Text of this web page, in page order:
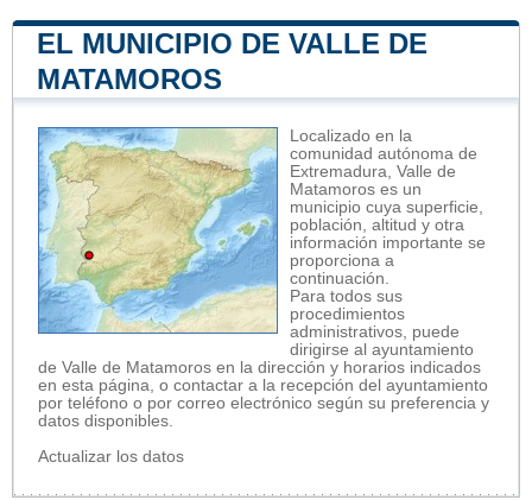
EL MUNICIPIO DE VALLE DE
MATAMOROS
Localizado en la
comunidad autónoma de
Extremadura, Valle de
Matamoros es un
municipio cuya superficie,
población, altitud y otra
información importante se
proporciona a
continuación.
Para todos sus
procedimientos
administrativos, puede
dirigirse al ayuntamiento
de Valle de Matamoros en la dirección y horarios indicados
en esta página, o contactar a la recepción del ayuntamiento
por teléfono o por correo electrónico según su preferencia y
datos disponibles.
Actualizar los datos